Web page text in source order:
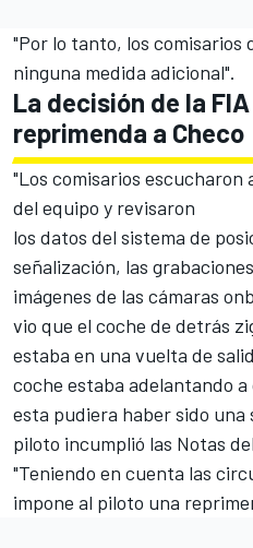
"Por lo tanto, los comisarios
ninguna medida adicional".
La decisión de la
reprimenda a Checo
"Los comisarios
del equipo y revisaron
los datos del sistema de
señalización, las
imágenes de las cámaras
vio que el coche de detrás
estaba en una vuelta de
coche estaba adelantando
esta pudiera haber sido una
piloto incumplió las Notas
"Teniendo en cuenta las
impone al piloto una